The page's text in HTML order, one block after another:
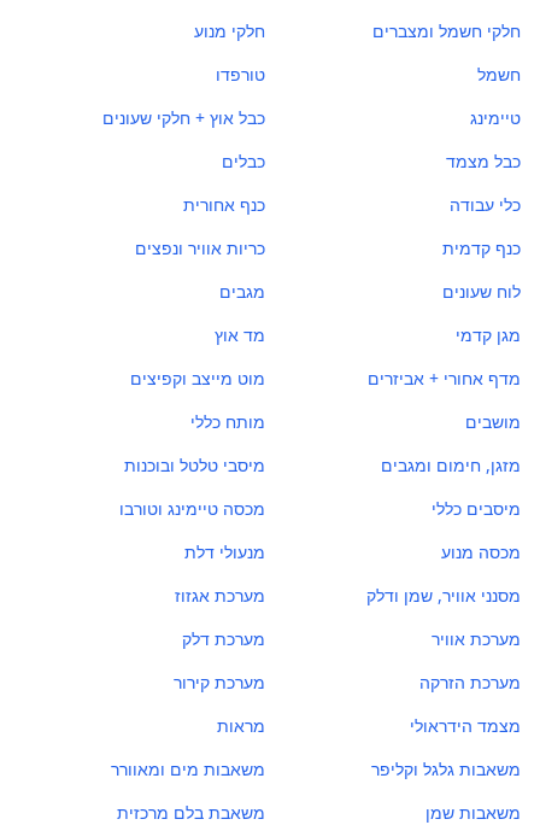
חלקי חשמל ומצברים
חלקי מנוע
חשמל
טורפדו
טיימינג
כבל אוץ + חלקי שעונים
כבל מצמד
כבלים
כלי עבודה
כנף אחורית
כנף קדמית
כריות אוויר ונפצים
לוח שעונים
מגבים
מגן קדמי
מד אוץ
מדף אחורי + אביזרים
מוט מייצב וקפיצים
מושבים
מותח כללי
מזגן, חימום ומגבים
מיסבי טלטל ובוכנות
מיסבים כללי
מכסה טיימינג וטורבו
מכסה מנוע
מנעולי דלת
מסנני אוויר, שמן ודלק
מערכת אגזוז
מערכת אוויר
מערכת דלק
מערכת הזרקה
מערכת קירור
מצמד הידראולי
מראות
משאבות גלגל וקליפר
משאבות מים ומאוורר
משאבות שמן
משאבת בלם מרכזית